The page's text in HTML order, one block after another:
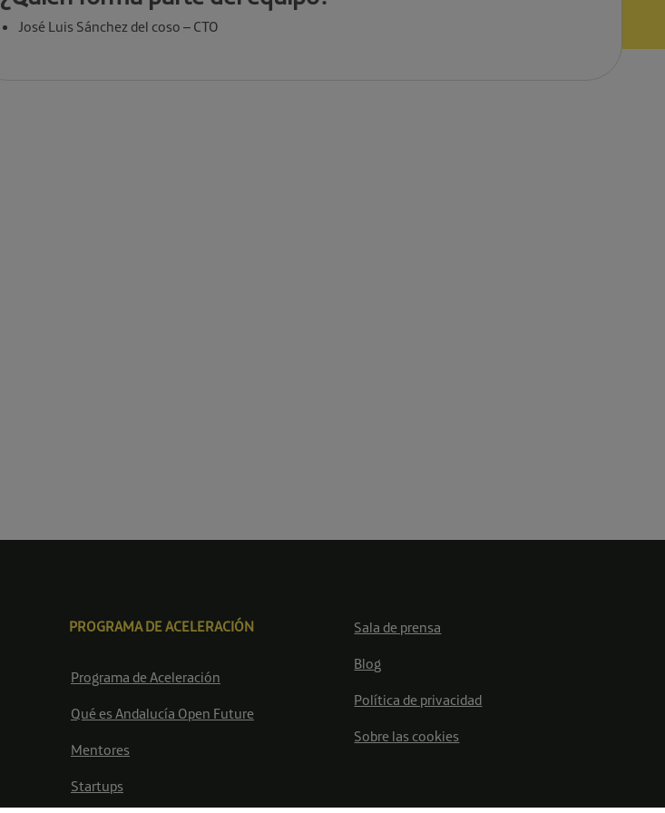
José Luis Sánchez del coso – CTO
PROGRAMA DE ACELERACIÓN
Programa de Aceleración
Qué es Andalucía Open Future
Mentores
Startups
Sala de prensa
Blog
Política de privacidad
Sobre las cookies